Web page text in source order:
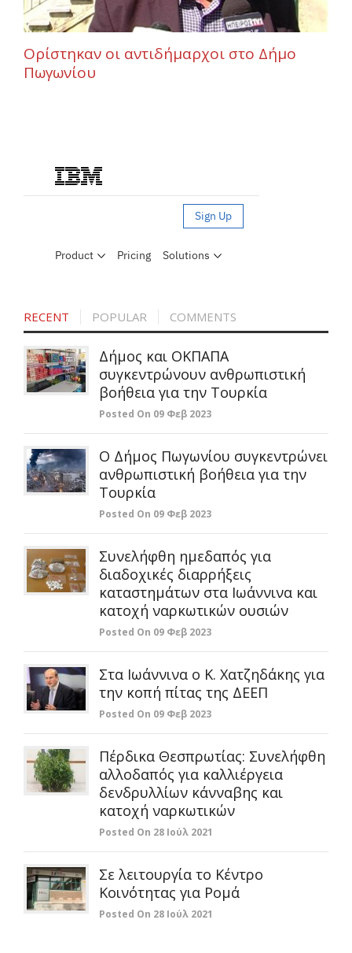
Ορίστηκαν οι αντιδήμαρχοι στο Δήμο
Πωγωνίου
RECENT POPULAR COMMENTS
Δήμος και ΟΚΠΑΠΑ
συγκεντρώνουν ανθρωπιστική
βοήθεια για την Τουρκία
Posted On 09 Φεβ 2023
Ο Δήμος Πωγωνίου συγκεντρώνει
ανθρωπιστική βοήθεια για την
Τουρκία
Posted On 09 Φεβ 2023
Συνελήφθη ημεδαπός για
διαδοχικές διαρρήξεις
καταστημάτων στα Ιωάννινα και
κατοχή ναρκωτικών ουσιών
Posted On 09 Φεβ 2023
Στα Ιωάννινα ο Κ. Χατζηδάκης για
την κοπή πίτας της ΔΕΕΠ
Posted On 09 Φεβ 2023
Πέρδικα Θεσπρωτίας: Συνελήφθη
αλλοδαπός για καλλιέργεια
δενδρυλλίων κάνναβης και
κατοχή ναρκωτικών
Posted On 28 Ιούλ 2021
Σε λειτουργία το Κέντρο
Κοινότητας για Ρομά
Posted On 28 Ιούλ 2021